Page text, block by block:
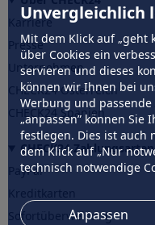
Unvergleichlich
Mit dem Klick auf „geht
über Cookies ein
servieren und dieses
können wir Ihnen bei
Werbung und
„anpassen” können Sie
festlegen. Dies ist auch
dem Klick auf „Nur
technisch notwendige
Anpassen
Karriere
Presse
Unternehmen
CHECK24 Österreich
CHECK24 Spanien
CHECK24 Zahlungsarten
PayPal
Sofortüberweisung